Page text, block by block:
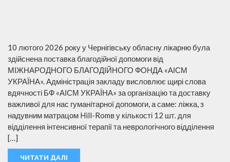
10 лютого 2026 року у Чернігівську обласну лікарню була
здійснена поставка благодійної допомоги від
МІЖНАРОДНОГО БЛАГОДІЙНОГО ФОНДА «АІСМ
УКРАЇНА». Адміністрація закладу висловлює щирі слова
вдячності БФ «АІСМ УКРАЇНА» за організацію та доставку
важливої для нас гуманітарної допомоги, а саме: ліжка, з
надувним матрацом Hill-Romв у кількості 12 шт. для
відділення інтенсивної терапії та неврологічного відділення
[…]
ЧИТАТИ ДАЛІ